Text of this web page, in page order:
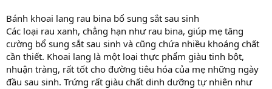
Bánh khoai lang rau bina bổ sung sắt sau sinh
Các loại rau xanh, chẳng hạn như rau bina, giúp mẹ tăng
cường bổ sung sắt sau sinh và cũng chứa nhiều khoáng chất
cần thiết. Khoai lang là một loại thực phẩm giàu tinh bột,
nhuận tràng, rất tốt cho đường tiêu hóa của mẹ những ngày
đầu sau sinh. Trứng rất giàu chất dinh dưỡng tự nhiên như